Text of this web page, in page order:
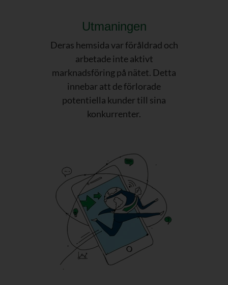
Utmaningen
Deras hemsida var föråldrad och
arbetade inte aktivt
marknadsföring på nätet. Detta
innebar att de förlorade
potentiella kunder till sina
konkurrenter.